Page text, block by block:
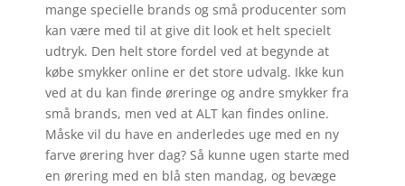
mange specielle brands og små producenter som
kan være med til at give dit look et helt specielt
udtryk. Den helt store fordel ved at begynde at
købe smykker online er det store udvalg. Ikke kun
ved at du kan finde øreringe og andre smykker fra
små brands, men ved at ALT kan findes online.
Måske vil du have en anderledes uge med en ny
farve ørering hver dag? Så kunne ugen starte med
en ørering med en blå sten mandag, og bevæge